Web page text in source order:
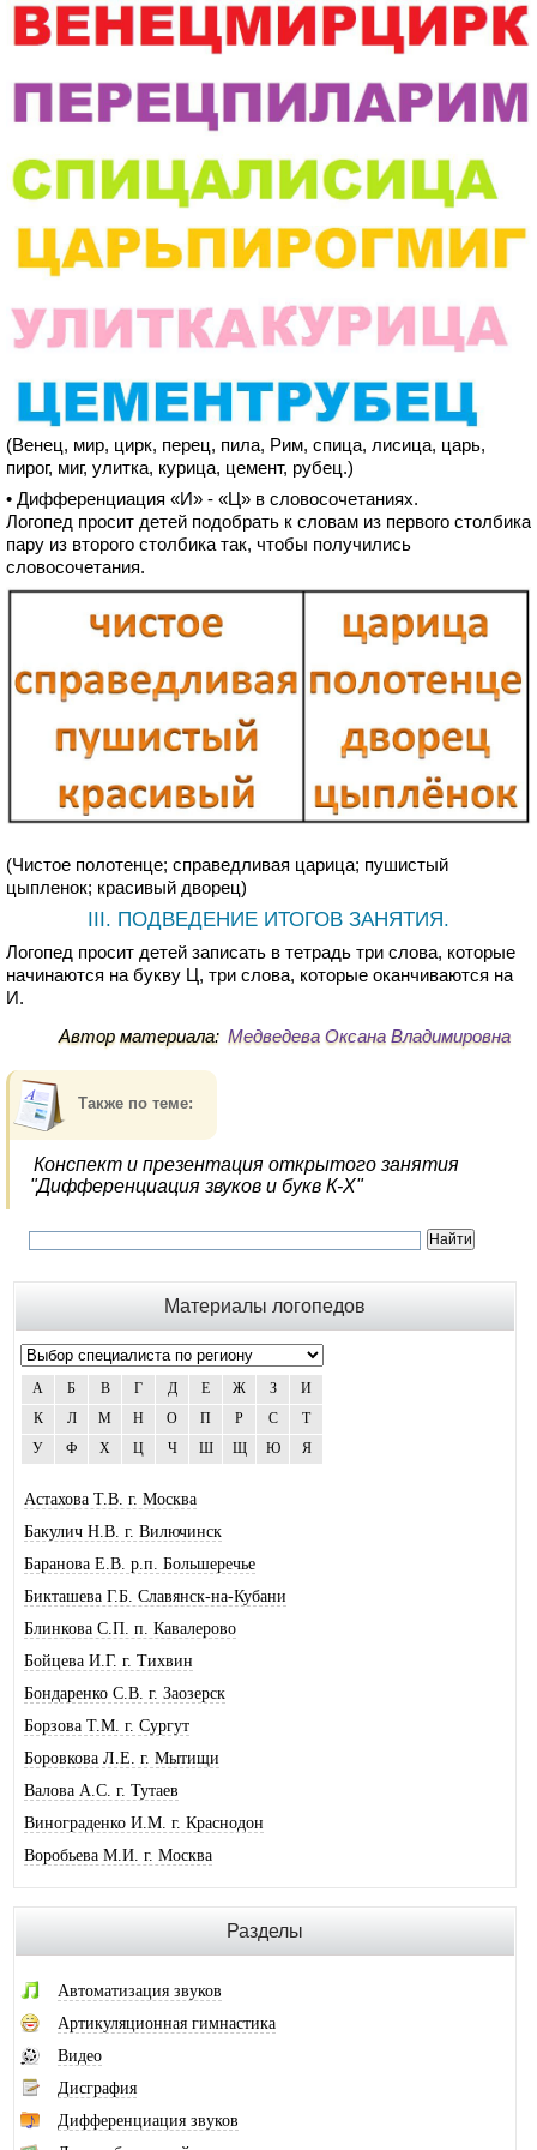
(Венец, мир, цирк, перец, пила, Рим, спица, лисица, царь,
пирог, миг, улитка, курица, цемент, рубец.)
• Дифференциация «И» - «Ц» в словосочетаниях.
Логопед просит детей подобрать к словам из первого столбика
пару из второго столбика так, чтобы получились
словосочетания.
(Чистое полотенце; справедливая царица; пушистый
цыпленок; красивый дворец)
III. ПОДВЕДЕНИЕ ИТОГОВ ЗАНЯТИЯ.
Логопед просит детей записать в тетрадь три слова, которые
начинаются на букву Ц, три слова, которые оканчиваются на
И.
Автор материала: Медведева Оксана Владимировна
Также по теме:
Конспект и презентация открытого занятия
"Дифференциация звуков и букв К-Х"
Материалы логопедов
А Б В Г Д Е Ж З
И
К
Л М Н О П Р С
Т
У
Ф Х Ц Ч Ш Щ Ю Я
Астахова Т.В. г. Москва
Бакулич Н.В. г. Вилючинск
Баранова Е.В. р.п. Большеречье
Бикташева Г.Б. Славянск-на-Кубани
Блинкова С.П. п. Кавалерово
Бойцева И.Г. г. Тихвин
Бондаренко С.В. г. Заозерск
Борзова Т.М. г. Сургут
Боровкова Л.Е. г. Мытищи
Валова А.С. г. Тутаев
Винограденко И.М. г. Краснодон
Воробьева М.И. г. Москва
Гандрабура Н.В. г. Кишинев
Гвоздева Е.А. г. Москва
Головина А.И. г. Минусинск
Горлова О.В. г. Шимановск
Горохова И.А. г. Москва
Горячева О.В. г. Тимашевск
Губайдуллина Н.Р. г. Тольятти
Разделы
Автоматизация звуков
Артикуляционная гимнастика
Видео
Дисграфия
Дифференциация звуков